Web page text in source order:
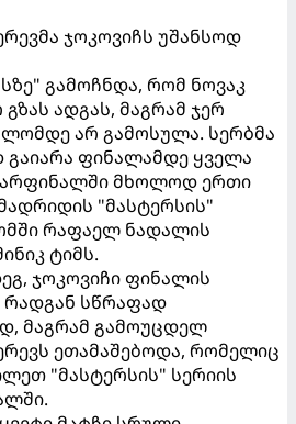
ჯოკოვიჩს უშანსოდ
გამოჩნდა, რომ ნოვაკ
ადგას, მაგრამ ჯერ
არ გამოსულა. სერბმა
ფინალამდე ყველა
მხოლოდ ერთი
"მასტერსის"
რაფაელ ნადალის
ტიმს.
ჯოკოვიჩი ფინალის
რადგან სწრაფად
მაგრამ გამოუცდელ
ეთამაშებოდა, რომელიც
"მასტერსის" სერიის